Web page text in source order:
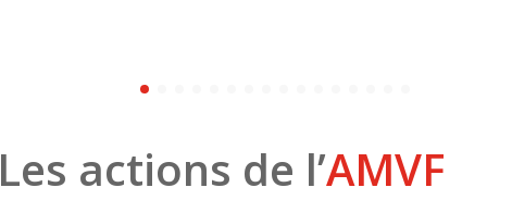
Les actions de l’AMVF